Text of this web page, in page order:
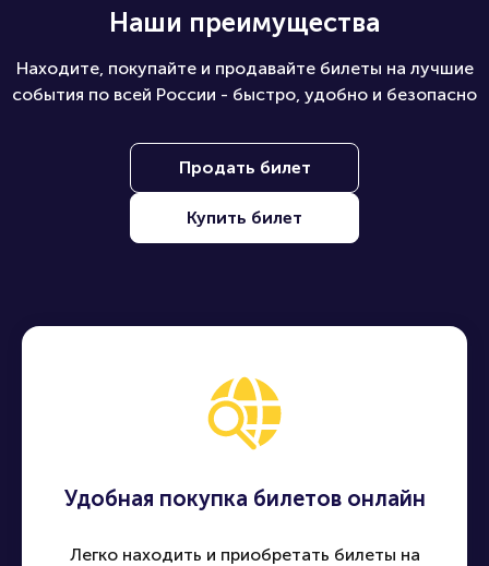
Наши преимущества
Находите, покупайте и продавайте билеты на лучшие
события по всей России - быстро, удобно и безопасно
Продать билет
Купить билет
Удобная покупка билетов онлайн
Легко находить и приобретать билеты на